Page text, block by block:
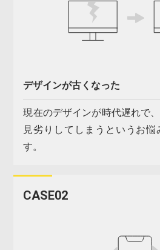
デザインが古くなった
現在のデザインが時代遅れで
見劣りしてしまうというお悩
す。
CASE02